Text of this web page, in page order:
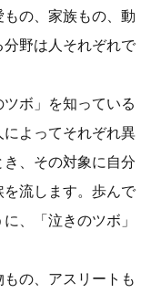
の、家族もの、動
野は人それぞれで
ボ」を知っている
よってそれぞれ異
、その対象に自分
流します。歩んで
、「泣きのツボ」
の、アスリートも